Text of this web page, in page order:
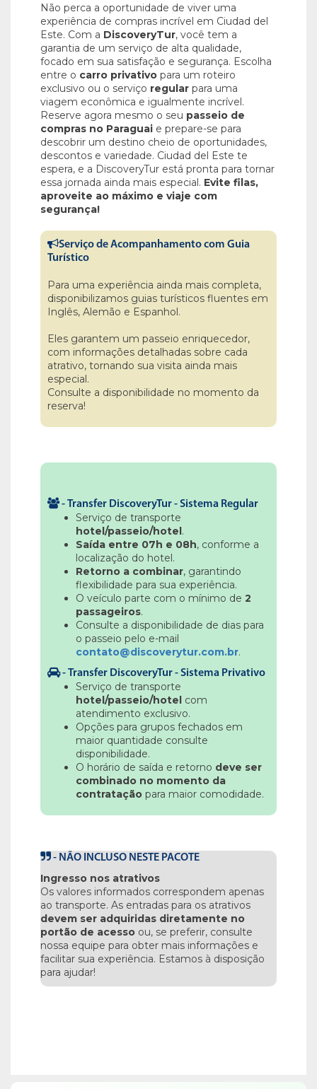
Não perca a oportunidade de viver uma
experiência de compras incrível em Ciudad del
Este. Com a DiscoveryTur, você tem a
garantia de um serviço de alta qualidade,
focado em sua satisfação e segurança. Escolha
entre o carro privativo para um roteiro
exclusivo ou o serviço regular para uma
viagem econômica e igualmente incrível.
Reserve agora mesmo o seu passeio de
compras no Paraguai e prepare-se para
descobrir um destino cheio de oportunidades,
descontos e variedade. Ciudad del Este te
espera, e a DiscoveryTur está pronta para tornar
essa jornada ainda mais especial. Evite filas,
aproveite ao máximo e viaje com
segurança!
Serviço de Acompanhamento com Guia
Turístico
Para uma experiência ainda mais completa,
disponibilizamos guias turísticos fluentes em
Inglês, Alemão e Espanhol.
Eles garantem um passeio enriquecedor,
com informações detalhadas sobre cada
atrativo, tornando sua visita ainda mais
especial.
Consulte a disponibilidade no momento da
reserva!
-Transfer DiscoveryTur - Sistema Regular
Serviço de transporte
hotel/passeio/hotel.
Saída entre 07h e 08h, conforme a
localização do hotel.
Retorno a combinar, garantindo
flexibilidade para sua experiência.
O veículo parte com o mínimo de 2
passageiros.
Consulte a disponibilidade de dias para
o passeio pelo e-mail
contato@discoverytur.com.br.
-Transfer DiscoveryTur - Sistema Privativo
Serviço de transporte
hotel/passeio/hotel com
atendimento exclusivo.
Opções para grupos fechados em
maior quantidade consulte
disponibilidade.
O horário de saída e retorno deve ser
combinado no momento da
contratação para maior comodidade.
- NÃO INCLUSO NESTE PACOTE
Ingresso nos atrativos
Os valores informados correspondem apenas
ao transporte. As entradas para os atrativos
devem ser adquiridas diretamente no
portão de acesso ou, se preferir, consulte
nossa equipe para obter mais informações e
facilitar sua experiência. Estamos à disposição
para ajudar!